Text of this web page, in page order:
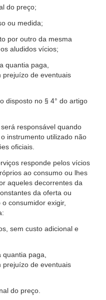
do preço;
ou medida;
por outro da mesma
aludidos vícios;
quantia paga,
prejuízo de eventuais
disposto no § 4° do artigo
responsável quando
instrumento utilizado não
oficiais.
responde pelos vícios
ao consumo ou lhes
aqueles decorrentes da
da oferta ou
consumidor exigir,
sem custo adicional e
paga,
prejuízo de eventuais
do preço.